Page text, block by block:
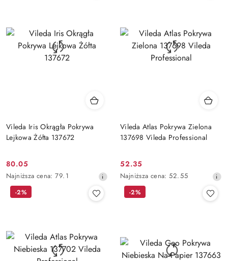
obniżką
obniżką
Vileda Iris Okrągła Pokrywa
Lejkowa Żółta 137672
Cena
promocyjna:
80.05
Najniższa
cena
obniżką
Najniższa cena: 79.1
Vileda Atlas Pokrywa Zielona
137698 Vileda Professional
Cena
promocyjna:
52.35
Najniższa
cena
Najniższa cena: 52.55
-2% -2%